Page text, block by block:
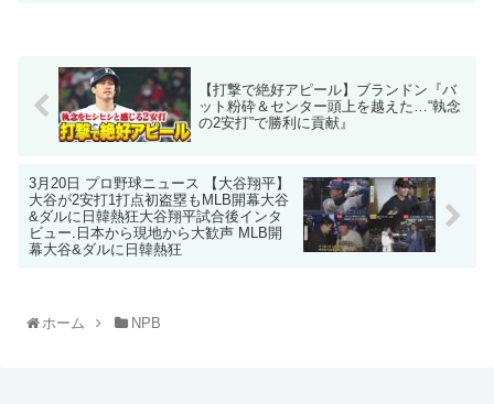
【打撃で絶好アピール】ブランドン『バ
ット粉砕＆センター頭上を越えた…“執念
の2安打”で勝利に貢献』
3月20日 プロ野球ニュース 【大谷翔平】
大谷が2安打1打点初盗塁もMLB開幕大谷
&ダルに日韓熱狂大谷翔平試合後インタ
ビュー.日本から現地から大歓声 MLB開
幕大谷&ダルに日韓熱狂
ホーム NPB